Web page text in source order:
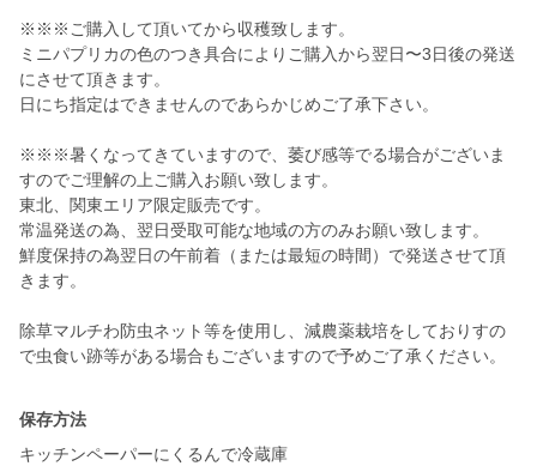
※※※ご購入して頂いてから収穫致します。
ミニパプリカの色のつき具合によりご購入から翌日〜3日後の発送
にさせて頂きます。
日にち指定はできませんのであらかじめご了承下さい。
※※※暑くなってきていますので、萎び感等でる場合がございま
すのでご理解の上ご購入お願い致します。
東北、関東エリア限定販売です。
常温発送の為、翌日受取可能な地域の方のみお願い致します。
鮮度保持の為翌日の午前着（または最短の時間）で発送させて頂
きます。
除草マルチわ防虫ネット等を使用し、減農薬栽培をしておりすの
で虫食い跡等がある場合もございますので予めご了承ください。
保存方法
キッチンペーパーにくるんで冷蔵庫